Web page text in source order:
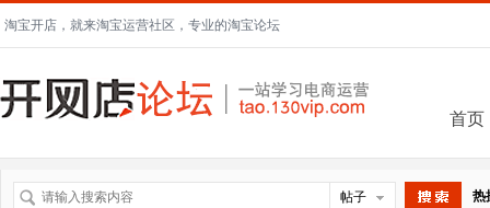
淘宝开店，就来淘宝运营社区，专业的淘宝论坛
首页
帖子 热